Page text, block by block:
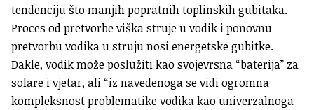
tendenciju što manjih popratnih toplinskih gubitaka.
Proces od pretvorbe viška struje u vodik i ponovnu
pretvorbu vodika u struju nosi energetske gubitke.
Dakle, vodik može poslužiti kao svojevrsna “baterija” za
solare i vjetar, ali “iz navedenoga se vidi ogromna
kompleksnost problematike vodika kao univerzalnoga